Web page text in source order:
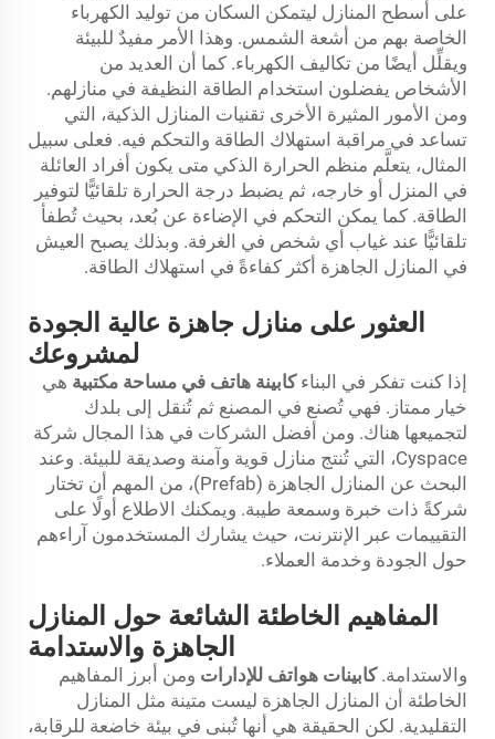
على أسطح المنازل ليتمكن السكان من توليد الكهرباء
الخاصة بهم من أشعة الشمس. وهذا الأمر مفيدٌ للبيئة
ويقلِّل أيضًا من تكاليف الكهرباء. كما أن العديد من
الأشخاص يفضلون استخدام الطاقة النظيفة في منازلهم.
ومن الأمور المثيرة الأخرى تقنيات المنازل الذكية، التي
تساعد في مراقبة استهلاك الطاقة والتحكم فيه. فعلى سبيل
المثال، يتعلَّم منظم الحرارة الذكي متى يكون أفراد العائلة
في المنزل أو خارجه، ثم يضبط درجة الحرارة تلقائيًّا لتوفير
الطاقة. كما يمكن التحكم في الإضاءة عن بُعد، بحيث تُطفأ
تلقائيًّا عند غياب أي شخص في الغرفة. وبذلك يصبح العيش
في المنازل الجاهزة أكثر كفاءةً في استهلاك الطاقة.
العثور على منازل جاهزة عالية الجودة
لمشروعك
إذا كنت تفكر في البناءكابينة هاتف في مساحة مكتبية هي
خيار ممتاز. فهي تُصنع في المصنع ثم تُنقل إلى بلدك
لتجميعها هناك. ومن أفضل الشركات في هذا المجال شركة
Cyspace، التي تُنتج منازل قوية وآمنة وصديقة للبيئة. وعند
البحث عن المنازل الجاهزة (Prefab)، من المهم أن تختار
شركةً ذات خبرة وسمعة طيبة. ويمكنك الاطلاع أولًا على
التقييمات عبر الإنترنت، حيث يشارك المستخدمون آراءهم
حول الجودة وخدمة العملاء.
المفاهيم الخاطئة الشائعة حول المنازل
الجاهزة والاستدامة
والاستدامة.كابينات هواتف للإدارات ومن أبرز المفاهيم
الخاطئة أن المنازل الجاهزة ليست متينة مثل المنازل
التقليدية. لكن الحقيقة هي أنها تُبنى في بيئة خاضعة للرقابة،